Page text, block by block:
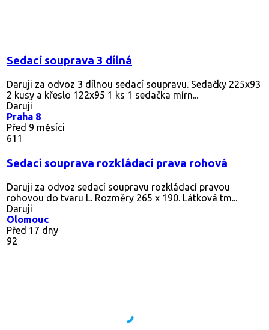
Sedací souprava 3 dílná
Daruji za odvoz 3 dílnou sedací soupravu. Sedačky 225x93
2 kusy a křeslo 122x95 1 ks 1 sedačka mírn...
Daruji
Praha 8
Před 9 měsíci
611
Sedací souprava rozkládací prava rohová
Daruji za odvoz sedací soupravu rozkládací pravou
rohovou do tvaru L. Rozměry 265 x 190. Látková tm...
Daruji
Olomouc
Před 17 dny
92